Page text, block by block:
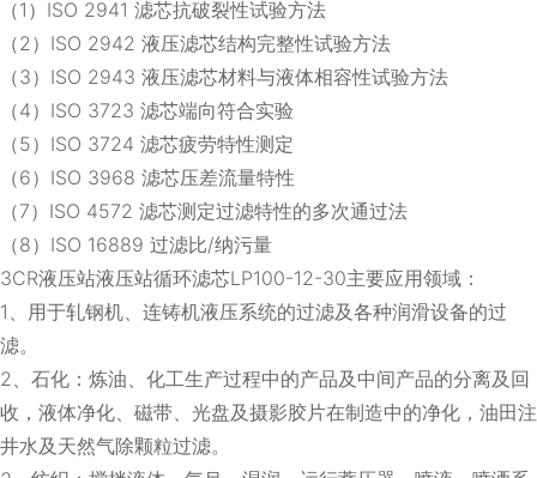
（1）ISO 2941 滤芯抗破裂性试验方法
（2）ISO 2942 液压滤芯结构完整性试验方法
（3）ISO 2943 液压滤芯材料与液体相容性试验方法
（4）ISO 3723 滤芯端向符合实验
（5）ISO 3724 滤芯疲劳特性测定
（6）ISO 3968 滤芯压差流量特性
（7）ISO 4572 滤芯测定过滤特性的多次通过法
（8）ISO 16889 过滤比/纳污量
3CR液压站液压站循环滤芯LP100-12-30主要应用领域：
1、用于轧钢机、连铸机液压系统的过滤及各种润滑设备的过
滤。
2、石化：炼油、化工生产过程中的产品及中间产品的分离及回
收，液体净化、磁带、光盘及摄影胶片在制造中的净化，油田注
井水及天然气除颗粒过滤。